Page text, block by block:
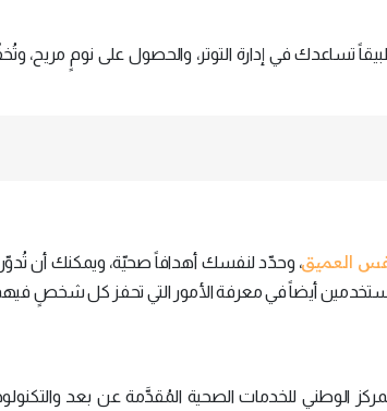
تتعجّب! ثمَّة تطبيقاتٌ لهذا الغرض أيضاً، وقد جمعنا لك 12 تطبيقاً تساعدك في إدارة التوتر، والحصول على
العميق، وحدّد لنفسك أهدافاً صحيّة، ويمكنك أن
المستخدمين أيضاً في معرفة الأمور التي تحفز كل شخصٍ
الوطني للخدمات الصحية المُقدَّمة عن بعد